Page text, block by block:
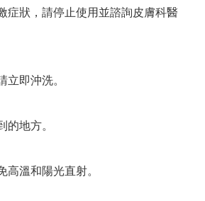
症狀，請停止使用並諮詢皮膚科醫
立即沖洗。
的地方。
高溫和陽光直射。